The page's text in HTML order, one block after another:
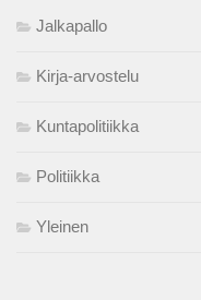
Jalkapallo
Kirja-arvostelu
Kuntapolitiikka
Politiikka
Yleinen